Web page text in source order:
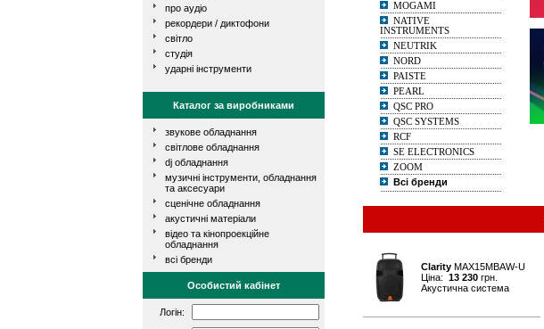
про аудіо
рекордери / диктофони
світло
студія
ударні інструменти
Каталог за виробниками
звукове обладнання
світлове обладнання
dj обладнання
музичні інструменти, обладнання
та аксесуари
сценічне обладнання
акустичні матеріали
відео та кінопроекційне
обладнання
всі бренди
Особистий кабінет
Логін:
MOGAMI
NATIVE
INSTRUMENTS
NEUTRIK
NORD
PAISTE
PEARL
QSC PRO
QSC SYSTEMS
RCF
SE ELECTRONICS
ZOOM
Всі бренди
Clarity MAX15MBAW-U
Ціна: 13 230 грн.
Акустична система